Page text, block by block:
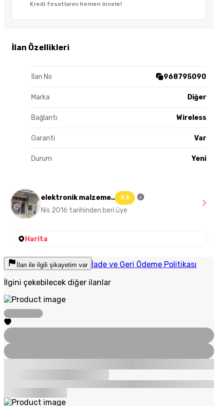
Kredi fırsatlarını hemen incele!
İlan Özellikleri
İlan No 968795090
Marka Diğer
Bağlantı Wireless
Garanti Var
Durum Yeni
elektronik malzeme.. 3.5
Nis 2016 tarihinden beri üye
Harita
İlan ile ilgili şikayetim var İade ve Geri Ödeme Politikası
İlgini çekebilecek diğer ilanlar